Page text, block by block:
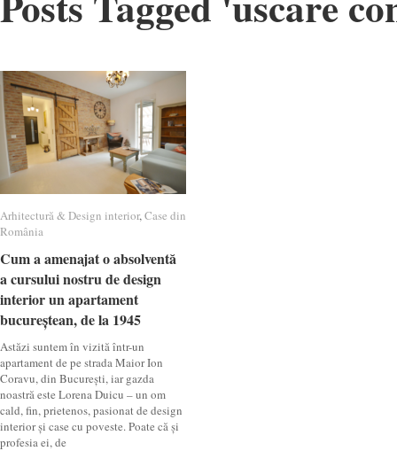
Arhitectură & Design interior,Case din
România
Cum a amenajat o absolventă
a cursului nostru de design
interior un apartament
bucureștean, de la 1945
Astăzi suntem în vizită într-un
apartament de pe strada Maior Ion
Coravu, din București, iar gazda
noastră este Lorena Duicu – un om
cald, fin, prietenos, pasionat de design
interior și case cu poveste. Poate că și
profesia ei, de
Arhitectură & Design interior Case din
România
Cum a amenajat o absolventă
a cursului nostru de design
interior un apartament
bucureștean, de la 1945